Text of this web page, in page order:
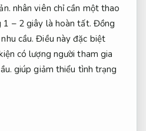
nhân viên chỉ cần một thao
– 2 giây là hoàn tất. Đồng
cầu. Điều này đặc biệt
có lượng người tham gia
giúp giảm thiểu tình trạng